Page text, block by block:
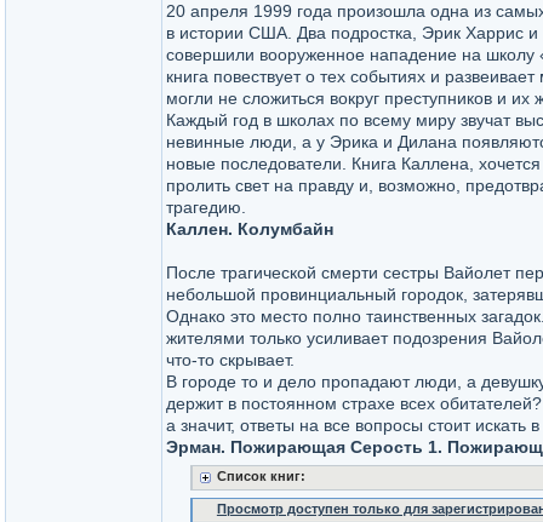
20 апреля 1999 года произошла одна из
в истории США. Два подростка, Эрик Харрис
совершили вооруженное нападение на школу
книга повествует о тех событиях и
могли не сложиться вокруг преступников и их
Каждый год в школах по всему миру звучат
невинные люди, а у Эрика и Дилана
новые последователи. Книга Каллена,
пролить свет на правду и, возможно,
трагедию.
Каллен. Колумбайн
После трагической смерти сестры Вайолет
небольшой провинциальный городок,
Однако это место полно таинственных
жителями только усиливает подозрения
что-то скрывает.
В городе то и дело пропадают люди, а
держит в постоянном страхе всех
а значит, ответы на все вопросы стоит
Эрман. Пожирающая Серость 1.
Список книг:
Просмотр доступен только для